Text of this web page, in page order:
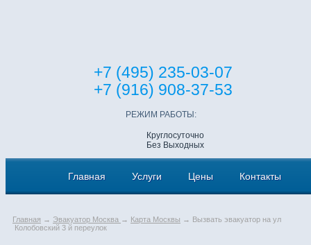
+7 (495) 235-03-07
+7 (916) 908-37-53
РЕЖИМ РАБОТЫ:
Круглосуточно
Без Выходных
Главная Услуги Цены Контакты
Главная → Эвакуатор Москва → Карта Москвы → Вызвать эвакуатор на ул
Колобовский 3 й переулок